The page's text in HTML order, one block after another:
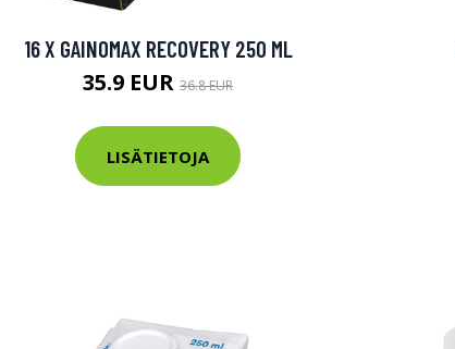
16 X GAINOMAX RECOVERY 250 ML
35.9 EUR 36.8 EUR
LISÄTIETOJA